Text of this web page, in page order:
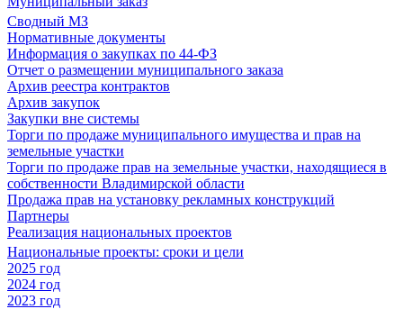
Сводный МЗ
Нормативные документы
Информация о закупках по 44-ФЗ
Отчет о размещении муниципального заказа
Архив реестра контрактов
Архив закупок
Закупки вне системы
Торги по продаже муниципального имущества и прав на
земельные участки
Торги по продаже прав на земельные участки, находящиеся в
собственности Владимирской области
Продажа прав на установку рекламных конструкций
Партнеры
Реализация национальных проектов
Национальные проекты: сроки и цели
2025 год
2024 год
2023 год